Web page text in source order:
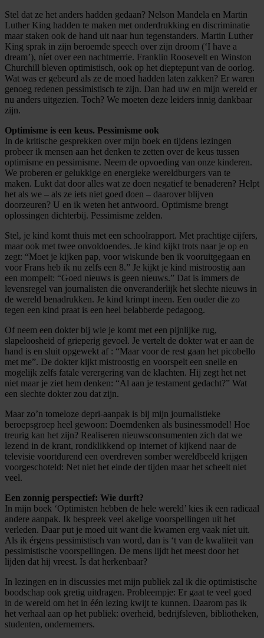
Stel dat ze het anders hadden gedaan? Nelson Mandela en Martin
Luther King hadden te maken met onderdrukking en discriminatie
maar staken ook de hand uit naar hun tegenstanders. Martin Luther
King sprak in zijn beroemde speech over zijn droom (‘I have a
dream’), níet over een nachtmerrie. Franklin Roosevelt en Winston
Churchill bleven optimistisch, ook op het dieptepunt van de oorlog.
Wat was er gebeurd als ze de moed hadden laten zakken? Er waren
genoeg redenen pessimistisch te zijn. Dan had uw en mijn wereld er
nu anders uitgezien. Toch? We moeten deze leiders innig dankbaar
zijn.
Optimisme is een keus. Pessimisme ook
In de kritische gesprekken over mijn boek en tijdens lezingen
probeer ik mensen aan het denken te zetten over de keus tussen
optimisme en pessimisme. Neem de opvoeding van onze kinderen.
We proberen er gelukkige en energieke wereldburgers van te
maken. Lukt dat door alles wat ze doen negatief te benaderen? Helpt
het als we – als ze iets niet goed doen – daarover blijven
doorzeuren? U en ik weten het antwoord. Optimisme brengt
oplossingen dichterbij. Pessimisme zelden.
Stel, je kind komt thuis met een schoolrapport. Met prachtige cijfers,
maar ook met twee onvoldoendes. Je kind kijkt trots naar je op en
zegt: “Moet je kijken pap, voor wiskunde ben ik vooruitgegaan en
voor Frans heb ik nu zelfs een 8.” Je kijkt je kind mistroostig aan
een mompelt: “Goed nieuws is geen nieuws.” Dat is immers de
levensregel van journalisten die onveranderlijk het slechte nieuws in
de wereld benadrukken. Je kind krimpt ineen. Een ouder die zo
tegen een kind praat is een heel belabberde pedagoog.
Of neem een dokter bij wie je komt met een pijnlijke rug,
slapeloosheid of grieperig gevoel. Je vertelt de dokter wat er aan de
hand is en sluit opgewekt af : “Maar voor de rest gaan het picobello
met me”. De dokter kijkt mistroostig en voorspelt een snelle en
mogelijk zelfs fatale verergering van de klachten. Hij zegt het net
niet maar je ziet hem denken: “Al aan je testament gedacht?” Wat
een slechte dokter zou dat zijn.
Maar zo’n tomeloze depri-aanpak is bij mijn journalistieke
beroepsgroep heel gewoon: Doemdenken als businessmodel! Hoe
treurig kan het zijn? Realiseren nieuwsconsumenten zich dat we
lezend in de krant, rondklikkend op internet of kijkend naar de
televisie voortdurend een overdreven somber wereldbeeld krijgen
voorgeschoteld: Net niet het einde der tijden maar het scheelt niet
veel.
Een zonnig perspectief: Wie durft?
In mijn boek ‘Optimisten hebben de hele wereld’ kies ik een radicaal
andere aanpak. Ik bespreek veel akelige voorspellingen uit het
verleden. Daar put je moed uit want die kwamen erg vaak níet uit.
Als ik érgens pessimistisch van word, dan is ‘t van de kwaliteit van
pessimistische voorspellingen. De mens lijdt het meest door het
lijden dat hij vreest. Is dat herkenbaar?
In lezingen en in discussies met mijn publiek zal ik die optimistische
boodschap ook gretig uitdragen. Probleempje: Er gaat te veel goed
in de wereld om het in één lezing kwijt te kunnen. Daarom pas ik
het verhaal aan op het publiek: overheid, bedrijfsleven, bibliotheken,
studenten, ondernemers.